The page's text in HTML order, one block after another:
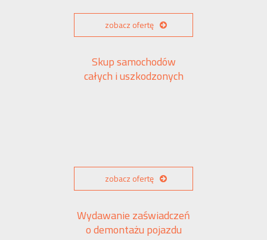
zobacz ofertę
Skup samochodów
całych i uszkodzonych
zobacz ofertę
Wydawanie zaświadczeń
o demontażu pojazdu